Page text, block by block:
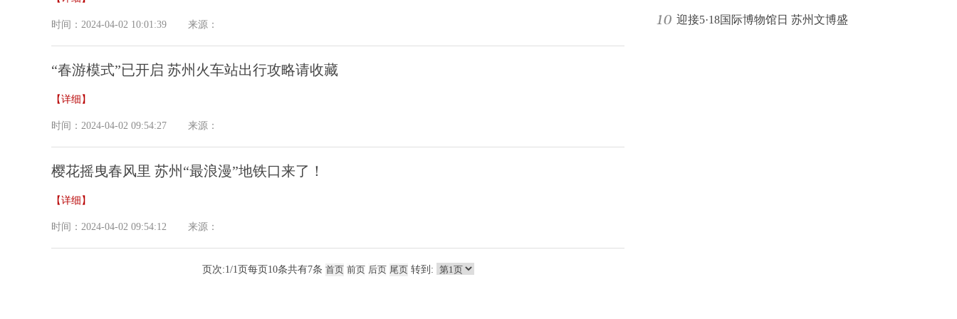
时间：2024-04-02 10:01:39 来源：
“春游模式”已开启 苏州火车站出行攻略请收藏
【详细】
时间：2024-04-02 09:54:27 来源：
樱花摇曳春风里 苏州“最浪漫”地铁口来了！
【详细】
时间：2024-04-02 09:54:12 来源：
页次:1/1页每页10条共有7条 转到:
迎接5·18国际博物馆日 苏州文博盛